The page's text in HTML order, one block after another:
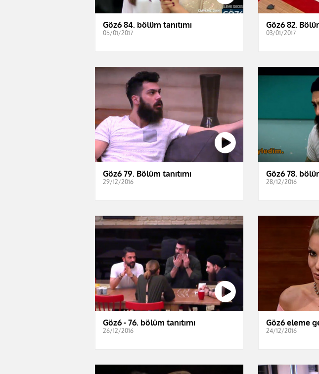
Göz6 84. bölüm tanıtımı
05/01/2017
Göz6 82.
03/01/2017
Göz6 79. Bölüm tanıtımı
29/12/2016
Göz6 78.
28/12/2016
Göz6 - 76. bölüm tanıtımı
26/12/2016
Göz6 eleme
24/12/2016